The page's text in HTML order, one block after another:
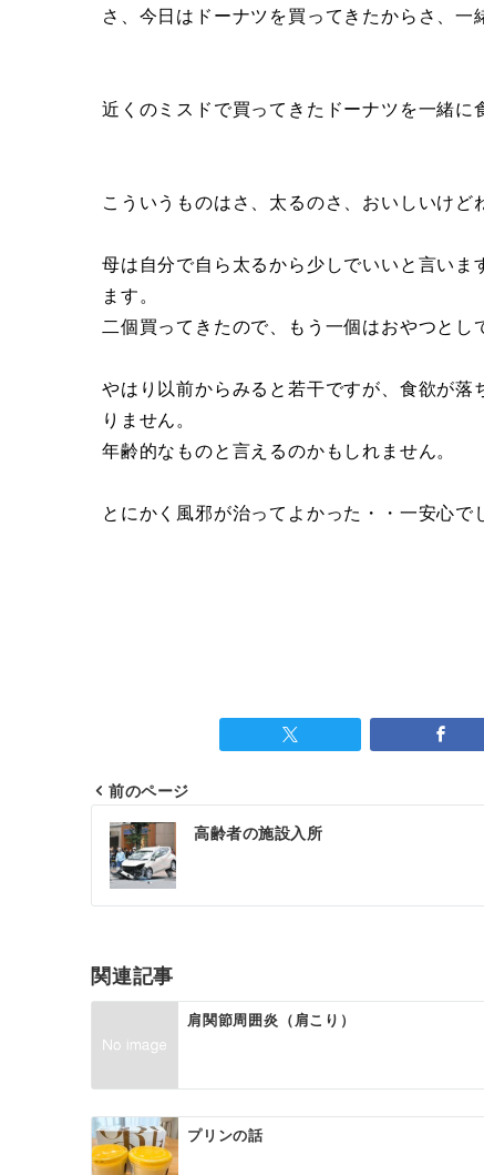
さ、今日はドーナツを買ってきたからさ、一
近くのミスドで買ってきたドーナツを一緒に
こういうものはさ、太るのさ、おいしいけど
母は自分で自ら太るから少しでいいと言い
ます。
二個買ってきたので、もう一個はおやつとし
やはり以前からみると若干ですが、食欲が
りません。
年齢的なものと言えるのかもしれません。
とにかく風邪が治ってよかった・・一安心で
前のページ
高齢者の施設入所
関連記事
肩関節周囲炎（肩こり）
プリンの話